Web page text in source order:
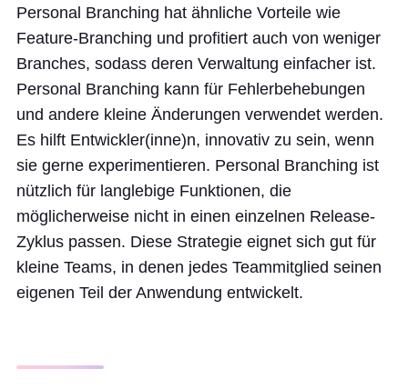
Personal Branching hat ähnliche Vorteile wie
Feature-Branching und profitiert auch von weniger
Branches, sodass deren Verwaltung einfacher ist.
Personal Branching kann für Fehlerbehebungen
und andere kleine Änderungen verwendet werden.
Es hilft Entwickler(inne)n, innovativ zu sein, wenn
sie gerne experimentieren. Personal Branching ist
nützlich für langlebige Funktionen, die
möglicherweise nicht in einen einzelnen Release-
Zyklus passen. Diese Strategie eignet sich gut für
kleine Teams, in denen jedes Teammitglied seinen
eigenen Teil der Anwendung entwickelt.